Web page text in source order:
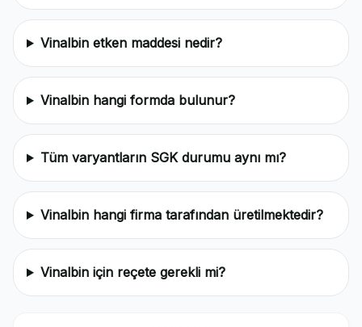
Vinalbin etken maddesi nedir?
Vinalbin hangi formda bulunur?
Tüm varyantların SGK durumu aynı mı?
Vinalbin hangi firma tarafından üretilmektedir?
Vinalbin için reçete gerekli mi?